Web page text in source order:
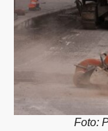
Foto: